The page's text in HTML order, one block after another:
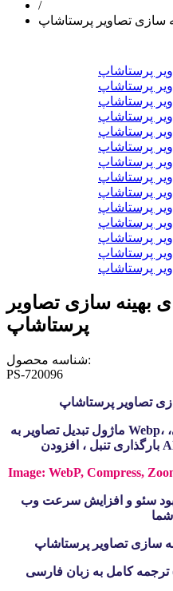
/
سازی تصاویر پرستاشاپ
بهینه سازی تصاویر
پرستاشاپ
شناسه محصول:
PS-720096
تصاویر پرستاشاپ
ماژول تبدیل تصاویر به Webp، فشرده سازی، زوم موبایل فرندلی،
Image: WebP, Compress,
سئو و افزایش سرعت وب
سازی تصاویر پرستاشاپ